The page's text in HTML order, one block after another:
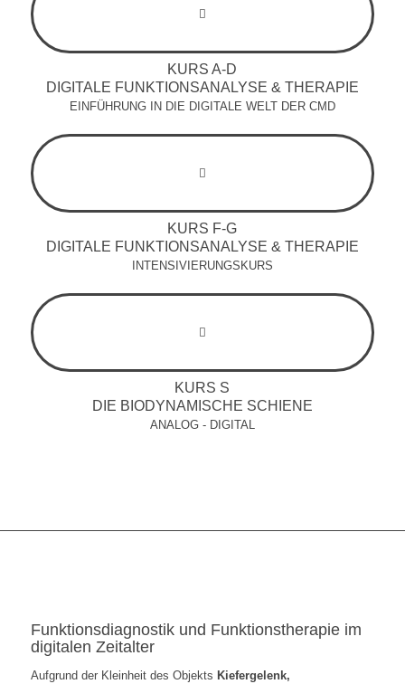
KURS A-D
DIGITALE FUNKTIONSANALYSE & THERAPIE
EINFÜHRUNG IN DIE DIGITALE WELT DER CMD
KURS F-G
DIGITALE FUNKTIONSANALYSE & THERAPIE
INTENSIVIERUNGSKURS
KURS S
DIE BIODYNAMISCHE SCHIENE
ANALOG - DIGITAL
Funktionsdiagnostik und Funktionstherapie im
digitalen Zeitalter
Aufgrund der Kleinheit des Objekts Kiefergelenk,